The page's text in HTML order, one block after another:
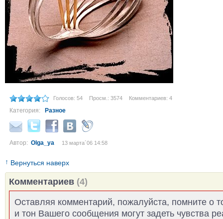
Голосов: 54 Просм.: 3574 Комментариев: 4
Категория: Разное
Автор: Olga_ya 13 марта´06 14:58
↑ Вернуться наверх
Комментариев (4)
Оставляя комментарий, пожалуйста, помните о
и тон Вашего сообщения могут задеть чувства